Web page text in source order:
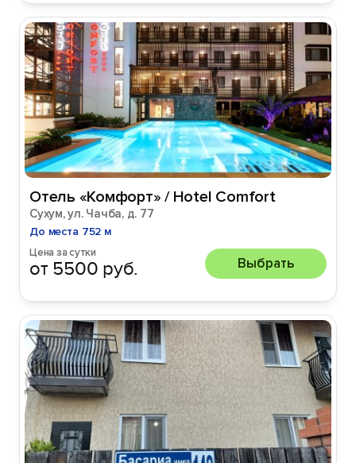
Отель «Комфорт» / Hotel Comfort
Сухум, ул. Чачба, д. 77
До места 752 м
Цена за сутки
от 5500 руб. Выбрать